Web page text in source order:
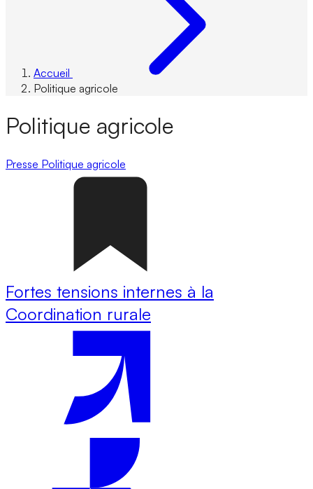
Accueil
Politique agricole
Politique agricole
Presse Politique agricole
Fortes tensions internes à la
Coordination rurale